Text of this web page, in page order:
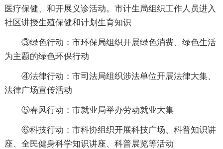
医疗保健、和开展义诊活动。市计生局组织工作人员进入
社区讲授生殖保健和计划生育知识
③绿色行动：市环保局组织开展绿色消费、绿色生活
为主题的绿色环保行动
④法律行动：市司法局组织涉法单位开展法律大集、
法律广场宣传活动
⑤春风行动：市就业局举办劳动就业大集
⑥科技行动：市科协组织开展科技广场、科普知识讲
座、全民健身科学知识讲座、科普展览等活动